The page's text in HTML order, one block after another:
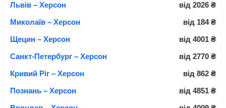
Львів – Херсон
від 2026 ₴
Миколаїв – Херсон
від 184 ₴
Щецин – Херсон
від 4001 ₴
Санкт-Петербург – Херсон
від 2770 ₴
Кривий Ріг – Херсон
від 862 ₴
Познань – Херсон
від 4851 ₴